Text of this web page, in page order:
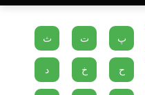
پ ت ث
ح خ د